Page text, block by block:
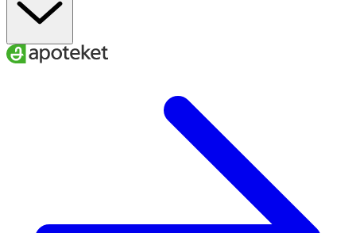
22–25 34–40
. Ankelns minimala omkrets
För att få rätt effekt av dina strumpor är det viktigt att du
väljer den storlek som bäst passar dina mått.